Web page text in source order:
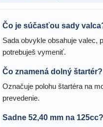
Čo je súčasťou sady
Sada obvykle obsahuje valec,
potrebuješ vymeniť.
Čo znamená dolný štartér?
Označuje polohu štartéra na
prevedenie.
Sadne 52,40 mm na 125cc?